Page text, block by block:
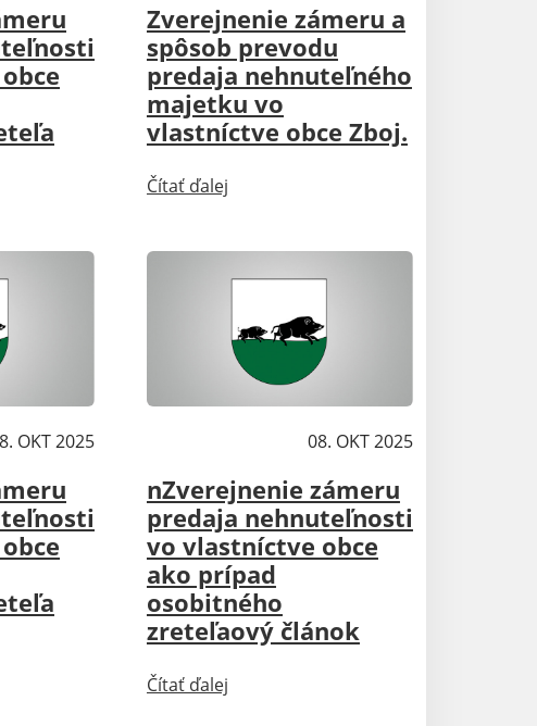
Zverejnenie zámeru a
spôsob prevodu
predaja nehnuteľného
majetku vo
vlastníctve obce Zboj.
Čítať ďalej
OKT 2025 08. OKT 2025
nZverejnenie zámeru
predaja nehnuteľnosti
vo vlastníctve obce
ako prípad
osobitného
zreteľaový článok
Čítať ďalej